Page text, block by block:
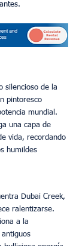
silencioso de la
pintoresco
mundial.
una capa de
vida, recordando
humildes
Dubai Creek,
ralentizarse.
a la